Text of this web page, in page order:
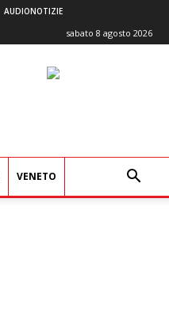
AUDIONOTIZIE
sabato 8 agosto 2026
VENETO